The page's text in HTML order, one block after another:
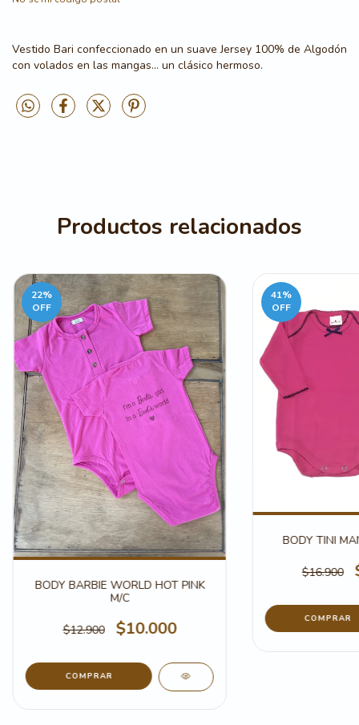
Vestido Bari confeccionado en un suave Jersey 100% de Algodón
con volados en las mangas… un clásico hermoso.
Productos relacionados
22%
OFF
BODY BARBIE WORLD HOT PINK
M/C
$12.900 $10.000
COMPRAR
41%
OFF
BODY TINI
$16.900
COMPRAR